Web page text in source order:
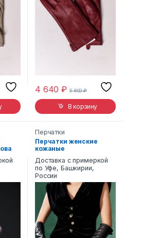
4 640₽ 5 800₽
В корзину
Перчатки
Перчатки женские
кожаные
Доставка с примеркой
по Уфе, Башкирии,
России